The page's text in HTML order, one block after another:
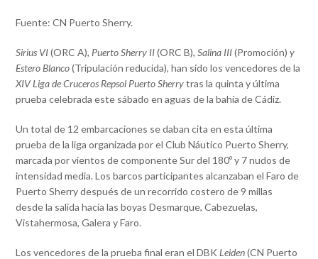
Fuente: CN Puerto Sherry.
Sirius VI(ORC A), Puerto Sherry II(ORC B), Salina III(Promoción) y
Estero Blanco(Tripulación reducida), han sido los vencedores de la
XIV Liga de Cruceros Repsol Puerto Sherrytras la quinta y última
prueba celebrada este sábado en aguas de la bahía de Cádiz.
Un total de 12 embarcaciones se daban cita en esta última
prueba de la liga organizada por el Club Náutico Puerto Sherry,
marcada por vientos de componente Sur del 180º y 7 nudos de
intensidad media. Los barcos participantes alcanzaban el Faro de
Puerto Sherry después de un recorrido costero de 9 millas
desde la salida hacía las boyas Desmarque, Cabezuelas,
Vistahermosa, Galera y Faro.
Los vencedores de la prueba final eran el DBK Leiden(CN Puerto